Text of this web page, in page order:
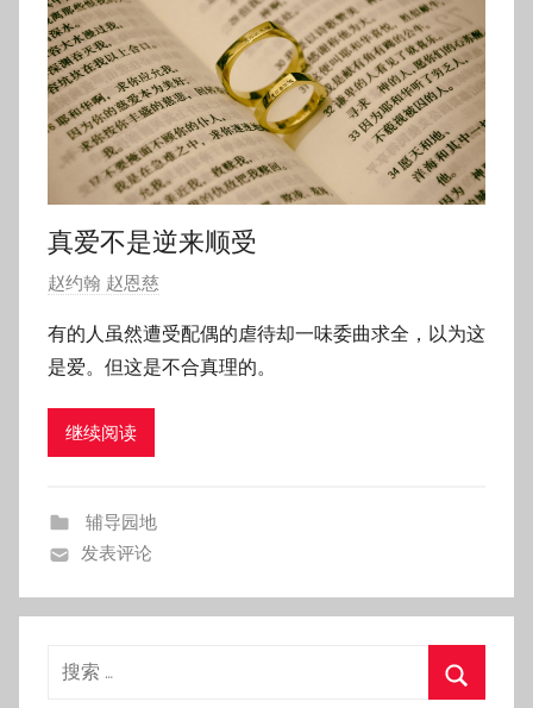
真爱不是逆来顺受
发
于
2
0
8
月
2
赵约翰 赵恩慈
有的人虽然遭受配偶的虐待却一味委曲求全，以为这
是爱。但这是不合真理的。
继续阅读
辅导园地
发表评论
搜